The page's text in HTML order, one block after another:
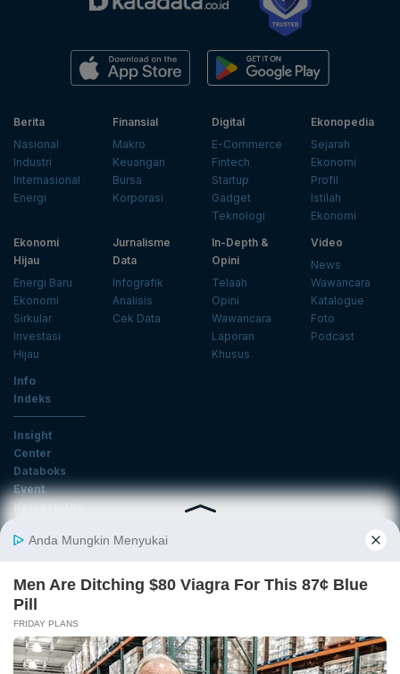
Berita
Nasional
Industri
Internasional
Energi
Finansial
Makro
Keuangan
Bursa
Korporasi
Digital
E-Commerce
Fintech
Startup
Gadget
Teknologi
Ekonopedia
Sejarah
Ekonomi
Profil
Istilah
Ekonomi
Ekonomi
Hijau
Energi Baru
Ekonomi
Sirkular
Investasi
Hijau
Jurnalisme
Data
Infografik
Analisis
Cek Data
In-Depth &
Opini
Telaah
Opini
Wawancara
Laporan
Khusus
Video
News
Wawancara
Katalogue
Foto
Podcast
Info
Indeks
Insight
Center
Databoks
Event
KatadataOto
Email
Daftar